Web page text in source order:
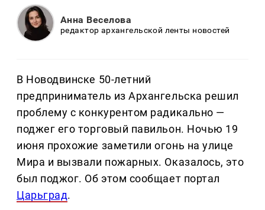
Анна Веселова
редактор архангельской ленты новостей
В Новодвинске 50-летний
предприниматель из Архангельска решил
проблему с конкурентом радикально —
поджег его торговый павильон. Ночью 19
июня прохожие заметили огонь на улице
Мира и вызвали пожарных. Оказалось, это
был поджог. Об этом сообщает портал
Царьград.